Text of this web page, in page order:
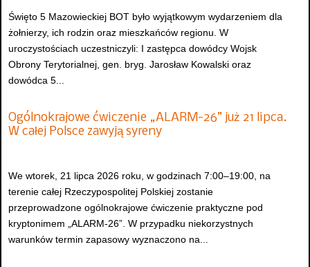
Święto 5 Mazowieckiej BOT było wyjątkowym wydarzeniem dla
żołnierzy, ich rodzin oraz mieszkańców regionu. W
uroczystościach uczestniczyli: I zastępca dowódcy Wojsk
Obrony Terytorialnej, gen. bryg. Jarosław Kowalski oraz
dowódca 5...
Ogólnokrajowe ćwiczenie „ALARM-26” już 21 lipca.
W całej Polsce zawyją syreny
We wtorek, 21 lipca 2026 roku, w godzinach 7:00–19:00, na
terenie całej Rzeczypospolitej Polskiej zostanie
przeprowadzone ogólnokrajowe ćwiczenie praktyczne pod
kryptonimem „ALARM-26”. W przypadku niekorzystnych
warunków termin zapasowy wyznaczono na...